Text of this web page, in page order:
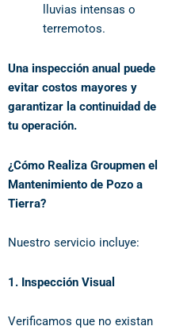
lluvias intensas o
terremotos.
Una inspección anual puede
evitar costos mayores y
garantizar la continuidad de
tu operación.
¿Cómo Realiza Groupmen el
Mantenimiento de Pozo a
Tierra?
Nuestro servicio incluye:
1. Inspección Visual
Verificamos que no existan